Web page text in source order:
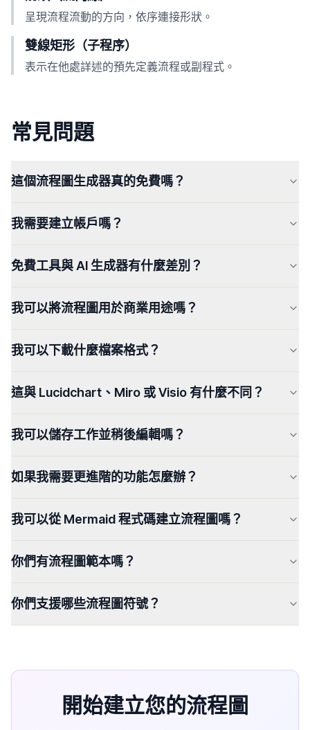
呈現流程流動的方向，依序連接形狀。
雙線矩形（子程序）
表示在他處詳述的預先定義流程或副程式。
常見問題
這個流程圖生成器真的免費嗎？
我需要建立帳戶嗎？
免費工具與 AI 生成器有什麼差別？
我可以將流程圖用於商業用途嗎？
我可以下載什麼檔案格式？
這與 Lucidchart、Miro 或 Visio 有什麼不同？
我可以儲存工作並稍後編輯嗎？
如果我需要更進階的功能怎麼辦？
我可以從 Mermaid 程式碼建立流程圖嗎？
你們有流程圖範本嗎？
你們支援哪些流程圖符號？
開始建立您的流程圖